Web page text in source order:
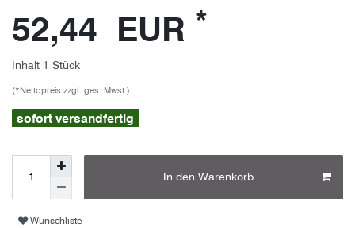
52,44 EUR *
Inhalt 1 Stück
(*Nettopreis zzgl. ges. Mwst.)
sofort versandfertig
In den Warenkorb
Wunschliste